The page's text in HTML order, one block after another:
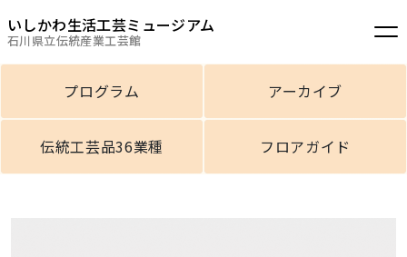
いしかわ生活工芸ミュージアム
石川県立伝統産業工芸館
プログラム アーカイブ
伝統工芸品36業種 フロアガイド